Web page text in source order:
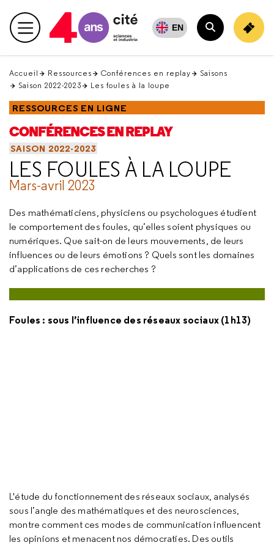
en
haut Menu principal EN
Rechercher
Accueil Ressources Conférences en replay
Saisons
Saison 2022-2023
Les foules à la loupe
RESSOURCES EN LIGNE
CONFÉRENCES EN REPLAY
SAISON 2022-2023
LES FOULES À LA LOUPE
Mars-avril 2023
Des mathématiciens, physiciens ou psychologues étudient
le comportement des foules, qu’elles soient physiques ou
numériques. Que sait-on de leurs mouvements, de leurs
influences ou de leurs émotions ? Quels sont les domaines
d’applications de ces recherches ?
Foules : sous l’influence des réseaux sociaux (1h13)
L'étude du fonctionnement des réseaux sociaux, analysés
sous l’angle des mathématiques et des neurosciences,
montre comment ces modes de communication influencent
les opinions et menacent nos démocraties. Des outils